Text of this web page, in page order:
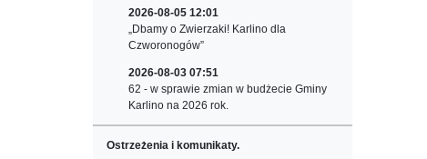
2026-08-05 12:01
„Dbamy o Zwierzaki! Karlino dla
Czworonogów”
2026-08-03 07:51
62 - w sprawie zmian w budżecie Gminy
Karlino na 2026 rok.
Ostrzeżenia i komunikaty.